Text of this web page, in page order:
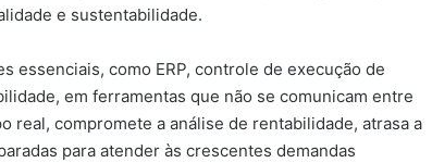
e sustentabilidade.
essenciais, como ERP, controle de execução de
em ferramentas que não se comunicam entre
real, compromete a análise de rentabilidade, atrasa a
para atender às crescentes demandas